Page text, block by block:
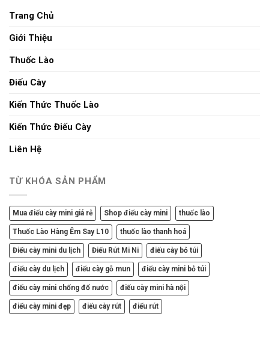
Trang Chủ
Giới Thiệu
Thuốc Lào
Điếu Cày
Kiến Thức Thuốc Lào
Kiến Thức Điếu Cày
Liên Hệ
TỪ KHÓA SẢN PHẨM
Mua điếu cày mini giá rẻ Shop điếu cày mini thuốc lào
Thuốc Lào Hàng Êm Say L10 thuốc lào thanh hoá
Điếu cày mini du lịch Điếu Rút Mi Ni điếu cày bỏ túi
điếu cày du lịch điếu cày gỗ mun điếu cày mini bỏ túi
điếu cày mini chống đổ nước điếu cày mini hà nội
điếu cày mini đẹp điếu cày rút điếu rút